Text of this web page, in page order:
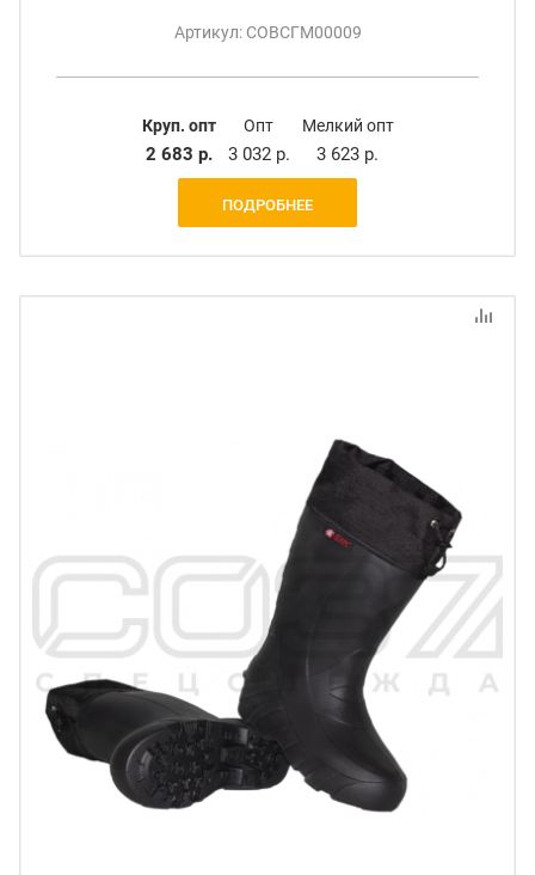
Артикул: СОВСГМ00009
Круп. опт
2 683 р.
Опт
3 032 р.
Мелкий опт
3 623 р.
ПОДРОБНЕЕ